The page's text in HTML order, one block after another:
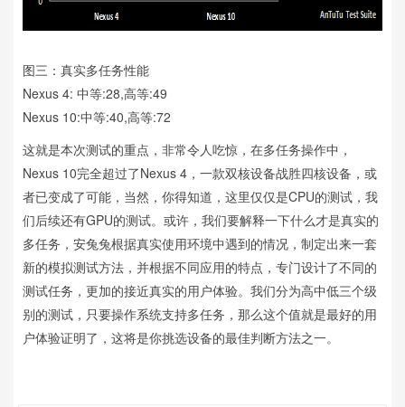
图三：真实多任务性能
Nexus 4: 中等:28,高等:49
Nexus 10:中等:40,高等:72
这就是本次测试的重点，非常令人吃惊，在多任务操作中，
Nexus 10完全超过了Nexus 4，一款双核设备战胜四核设备，或
者已变成了可能，当然，你得知道，这里仅仅是CPU的测试，我
们后续还有GPU的测试。或许，我们要解释一下什么才是真实的
多任务，安兔兔根据真实使用环境中遇到的情况，制定出来一套
新的模拟测试方法，并根据不同应用的特点，专门设计了不同的
测试任务，更加的接近真实的用户体验。我们分为高中低三个级
别的测试，只要操作系统支持多任务，那么这个值就是最好的用
户体验证明了，这将是你挑选设备的最佳判断方法之一。